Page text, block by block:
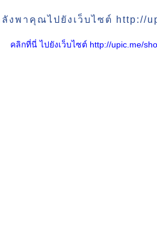
ลังพาคุณไปยังเว็บไซต์ http://
คลิกที่นี่ ไปยังเว็บไซต์ http://upic.me/